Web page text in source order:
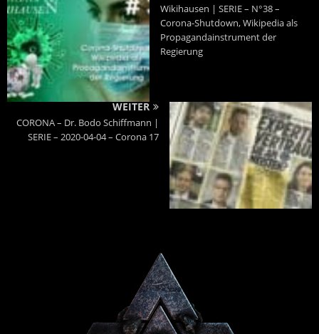
Wikihausen | SERIE – N°38 –
Corona-Shutdown, Wikipedia als
Propagandainstrument der
Regierung
WEITER
CORONA – Dr. Bodo Schiffmann |
SERIE – 2020-04-04 – Corona 17
Powered By :